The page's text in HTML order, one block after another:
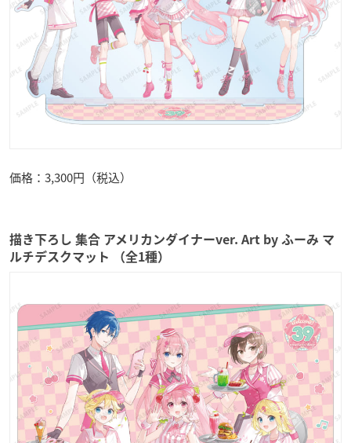
価格：3,300円（税込）
描き下ろし 集合 アメリカンダイナーver. Art by ふーみ マ
ルチデスクマット （全1種）